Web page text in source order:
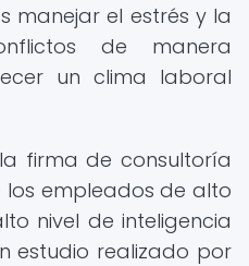
manejar el estrés y la
de manera
un clima laboral
firma de consultoría
los empleados de alto
nivel de inteligencia
estudio realizado por